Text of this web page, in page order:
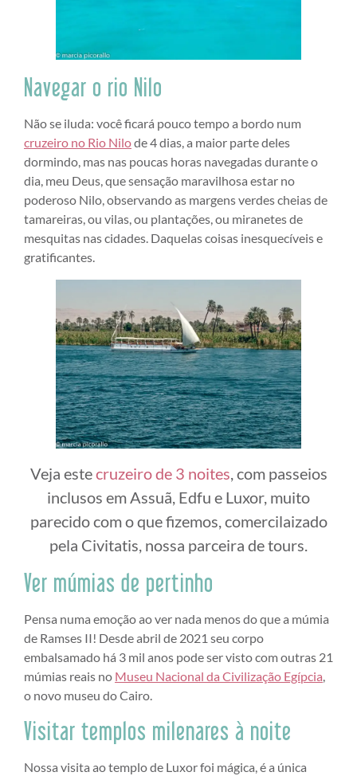
Navegar o rio Nilo
Não se iluda: você ficará pouco tempo a bordo num
cruzeiro no Rio Nilode 4 dias, a maior parte deles
dormindo, mas nas poucas horas navegadas durante o
dia, meu Deus, que sensação maravilhosa estar no
poderoso Nilo, observando as margens verdes cheias de
tamareiras, ou vilas, ou plantações, ou miranetes de
mesquitas nas cidades. Daquelas coisas inesquecíveis e
gratificantes.
Veja estecruzeiro de 3 noites , com passeios
inclusos em Assuã, Edfu e Luxor, muito
parecido com o que fizemos, comercilaizado
pela Civitatis, nossa parceira de tours.
Ver múmias de pertinho
Pensa numa emoção ao ver nada menos do que a múmia
de Ramses II! Desde abril de 2021 seu corpo
embalsamado há 3 mil anos pode ser visto com outras 21
múmias reais no Museu Nacional da Civilização Egípcia,
o novo museu do Cairo.
Visitar templos milenares à noite
Nossa visita ao templo de Luxor foi mágica, é a única